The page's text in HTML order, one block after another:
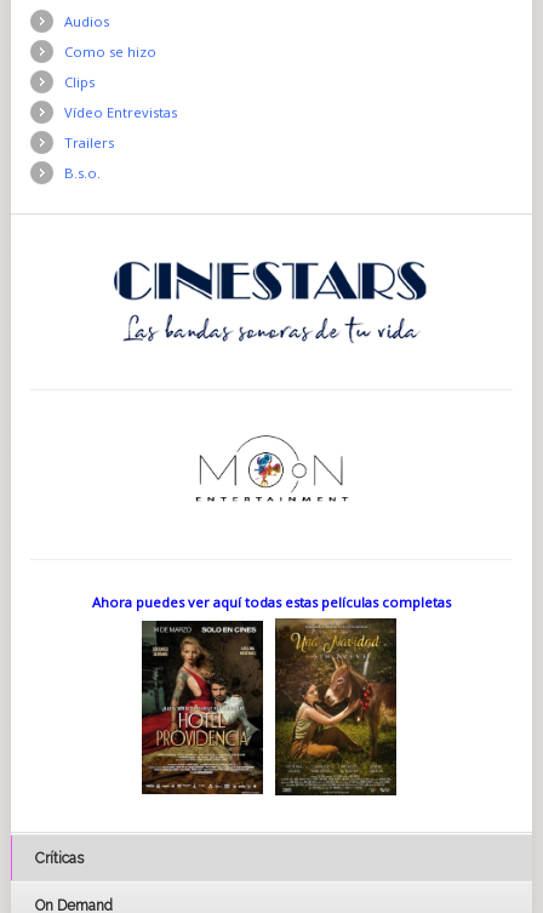
Audios
Como se hizo
Clips
Vídeo Entrevistas
Trailers
B.s.o.
Ahora puedes ver aquí todas estas películas completas
Críticas
On Demand